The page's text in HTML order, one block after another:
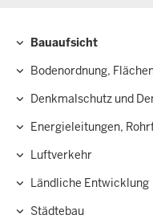
Bauaufsicht
Bodenordnung,
Denkmalschutz und
Energieleitungen,
Luftverkehr
Ländliche Entwicklung
Städtebau